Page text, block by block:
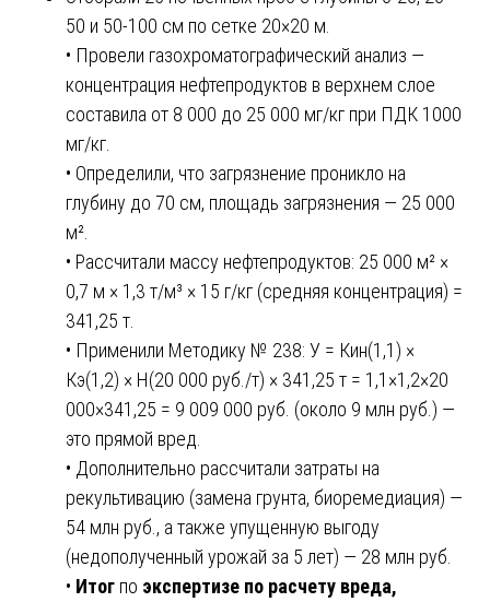
50 и 50-100 см по сетке 20×20 м.
• Провели газохроматографический анализ —
концентрация нефтепродуктов в верхнем слое
составила от 8 000 до 25 000 мг/кг при ПДК 1000
мг/кг.
• Определили, что загрязнение проникло на
глубину до 70 см, площадь загрязнения — 25 000
м².
• Рассчитали массу нефтепродуктов: 25 000 м² ×
0,7 м × 1,3 т/м³ × 15 г/кг (средняя концентрация) =
341,25 т.
• Применили Методику № 238: У = Кин(1,1) ×
Кэ(1,2) × Н(20 000 руб./т) × 341,25 т = 1,1×1,2×20
000×341,25 = 9 009 000 руб. (около 9 млн руб.) —
это прямой вред.
• Дополнительно рассчитали затраты на
рекультивацию (замена грунта, биоремедиация) —
54 млн руб., а также упущенную выгоду
(недополученный урожай за 5 лет) — 28 млн руб.
• Итог по экспертизе по расчету вреда,